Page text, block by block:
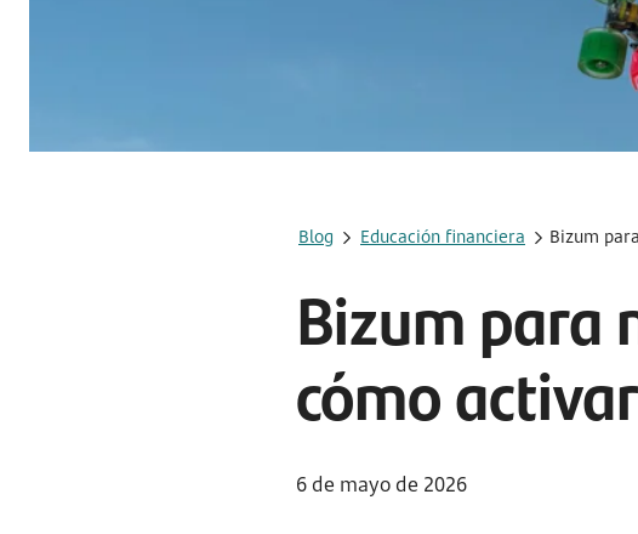
Blog Educación financiera Bizum
Bizum para
cómo
6 de mayo de 2026